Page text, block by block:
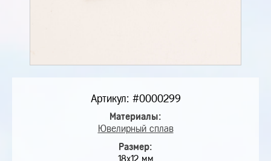
Артикул: #0000299
Материалы:
Ювелирный сплав
Размер:
18х12 мм